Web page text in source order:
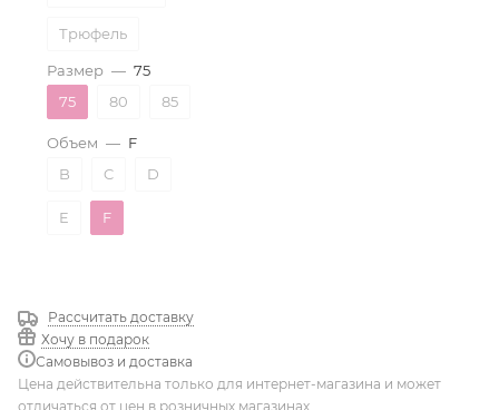
Трюфель
Размер — 75
75
80 85
Объем — F
B
C D
E F
Рассчитать доставку
Хочу в подарок
Самовывоз и доставка
Цена действительна только для интернет-магазина и может
отличаться от цен в розничных магазинах